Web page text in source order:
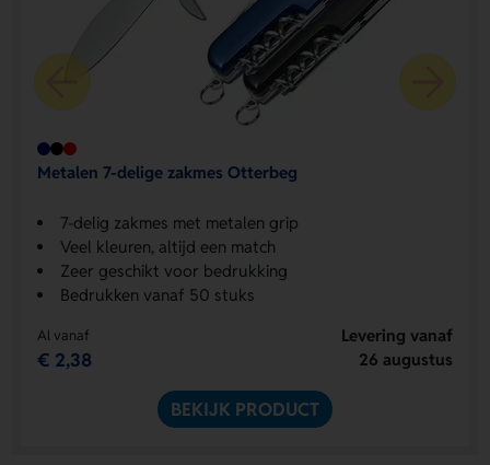
Metalen 7-delige zakmes Otterbeg
7-delig zakmes met metalen grip
Veel kleuren, altijd een match
Zeer geschikt voor bedrukking
Bedrukken vanaf 50 stuks
Al vanaf
€ 2,38
Levering vanaf
26 augustus
BEKIJK PRODUCT